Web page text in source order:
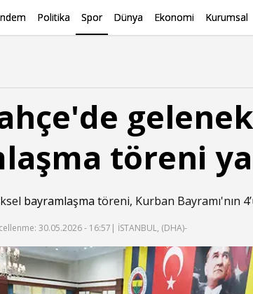
Politika Spor Dünya Ekonomi Kurumsal
töreni
bayramlaşma töreni, Kurban Bayramı'nın
30.05.2026 - 16:57 | İSTANBUL, (DHA)-